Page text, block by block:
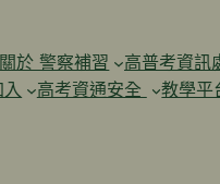
關於 警察補習 高普考資訊
高考資通安全 教學